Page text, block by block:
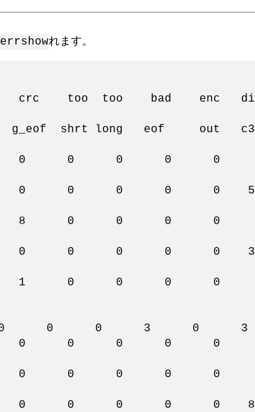
れます。
too bad enc
shrt long eof
0 0 0 0 0
0 0 0 0 0 0 0
0 8 8 0
0 0 0 0 0 0
0 1 1 0 0
0 0 3 0
0 0 0 0 0
0 0 0 0 0
0 0 0 0 0 0